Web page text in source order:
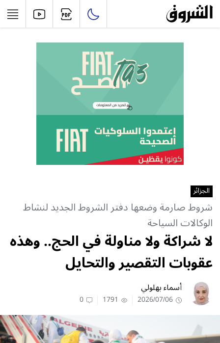
الجزائر
شروط صارمة وضعها دفتر الشروط الجديد لنشاط
الوكالات السياحة
لا شراكة ولا مناولة في الحج.. وهذه
عقوبات التقصير والتحايل
أسماء بهلولي
2026/07/06
1791
0